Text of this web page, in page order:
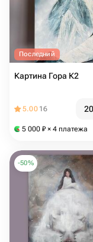
Последний
Картина Гора К2
5.00 16
5 000 ₽ × 4 платежа
-50%